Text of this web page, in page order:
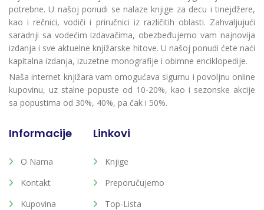
potrebne. U našoj ponudi se nalaze knjige za decu i tinejdžere,
kao i rečnici, vodiči i priručnici iz različitih oblasti. Zahvaljujući
saradnji sa vodećim izdavačima, obezbeđujemo vam najnovija
izdanja i sve aktuelne knjižarske hitove. U našoj ponudi ćete naći
kapitalna izdanja, izuzetne monografije i obimne enciklopedije.
Naša internet knjižara vam omogućava sigurnu i povoljnu online
kupovinu, uz stalne popuste od 10-20%, kao i sezonske akcije
sa popustima od 30%, 40%, pa čak i 50%.
Informacije
O Nama
Kontakt
Kupovina
Linkovi
Knjige
Preporučujemo
Top-Lista